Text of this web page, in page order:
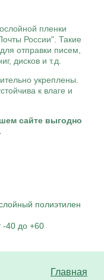
пленки
России". Такие
отправки писем,
дисков и т.д.
укреплены.
к влаге и
сайте выгодно
полиэтилен
-40 до +60
Главная